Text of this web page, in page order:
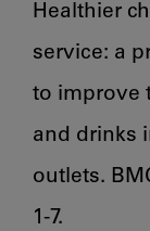
Healthier
service: a
to improve
and drinks
outlets.
1-7.